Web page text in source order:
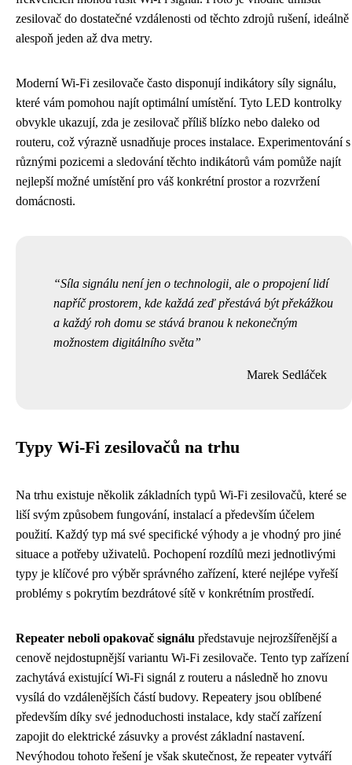
zesilovač do dostatečné vzdálenosti od těchto zdrojů rušení, ideálně
alespoň jeden až dva metry.
Moderní Wi-Fi zesilovače často disponují indikátory síly signálu,
které vám pomohou najít optimální umístění. Tyto LED kontrolky
obvykle ukazují, zda je zesilovač příliš blízko nebo daleko od
routeru, což výrazně usnadňuje proces instalace. Experimentování s
různými pozicemi a sledování těchto indikátorů vám pomůže najít
nejlepší možné umístění pro váš konkrétní prostor a rozvržení
domácnosti.
Síla signálu není jen o technologii, ale o propojení lidí
napříč prostorem, kde každá zeď přestává být překážkou
a každý roh domu se stává branou k nekonečným
možnostem digitálního světa
Marek Sedláček
Typy Wi-Fi zesilovačů na trhu
Na trhu existuje několik základních typů Wi-Fi zesilovačů, které se
liší svým způsobem fungování, instalací a především účelem
použití. Každý typ má své specifické výhody a je vhodný pro jiné
situace a potřeby uživatelů. Pochopení rozdílů mezi jednotlivými
typy je klíčové pro výběr správného zařízení, které nejlépe vyřeší
problémy s pokrytím bezdrátové sítě v konkrétním prostředí.
Repeater neboli opakovač signálu představuje nejrozšířenější a
cenově nejdostupnější variantu Wi-Fi zesilovače. Tento typ zařízení
zachytává existující Wi-Fi signál z routeru a následně ho znovu
vysílá do vzdálenějších částí budovy. Repeatery jsou oblíbené
především díky své jednoduchosti instalace, kdy stačí zařízení
zapojit do elektrické zásuvky a provést základní nastavení.
Nevýhodou tohoto řešení je však skutečnost, že repeater vytváří